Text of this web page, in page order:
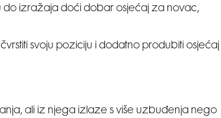
do izražaja doći dobar osjećaj za novac,
svoju poziciju i dodatno produbiti osjećaj
ali iz njega izlaze s više uzbuđenja nego